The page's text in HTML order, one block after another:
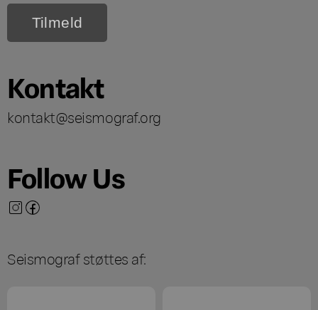
Kontakt
kontakt@seismograf.org
Follow Us
Seismograf støttes af: